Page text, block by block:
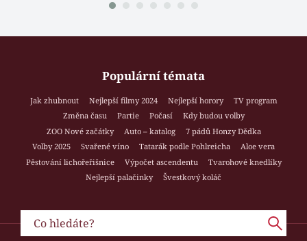
Populární témata
Jak zhubnout Nejlepší filmy 2024 Nejlepší horory
TV program
Změna času
Partie Počasí
Kdy budou volby
ZOO Nové začátky
Auto – katalog
7 pádů Honzy Dědka
Volby 2025
Svařené víno Tatarák podle Pohlreicha
Aloe vera
Pěstování lichořeřišnice
Výpočet ascendentu
Tvarohové knedlíky
Nejlepší palačinky
Švestkový koláč